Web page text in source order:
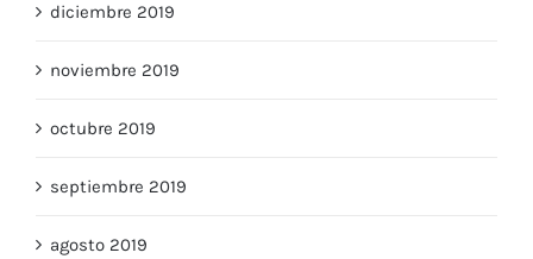
diciembre 2019
noviembre 2019
octubre 2019
septiembre 2019
agosto 2019